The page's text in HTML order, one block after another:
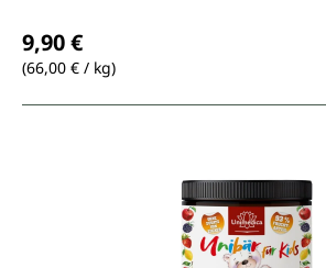
9,90 €
(66,00 € / kg)